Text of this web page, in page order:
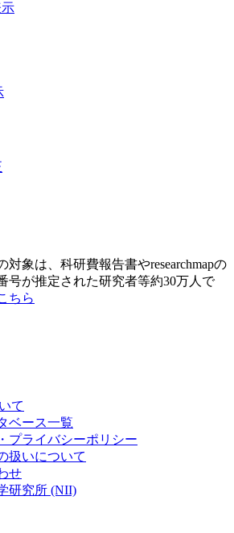
象は、科研費報告書やresearchmapの
号が推定された研究者等約30万人で
ちら
て
ベース一覧
プライバシーポリシー
扱いについて
せ
研究所 (NII)